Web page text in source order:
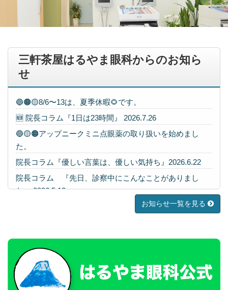
三軒茶屋はるやま眼科からのお知ら
せ
🔵🟠🟡8/6〜13は、夏季休暇🌻です。
🆕 院長コラム『1日は23時間』 2026.7.26
🔵🟡🟠アップニークミニ点眼薬の取り扱いを始めまし
た。
院長コラム『優しい言葉は、優しい気持ち』2026.6.22
院長コラム 『先日、診察中にこんなことがありまし
た』 2026.5.13
院長コラム 『当たり前のことをちゃんとやる』
2026.3.19
院長コラム 『スマホ時間、一生で何年？』2026.2.19
医療『スギ花粉対策は１月初旬からが最適』 2026.1.15
お知らせ一覧を見る